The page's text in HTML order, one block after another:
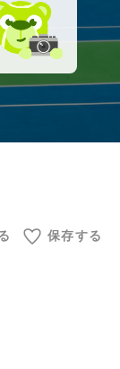
保存する